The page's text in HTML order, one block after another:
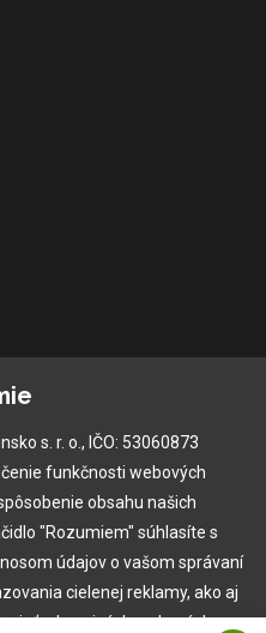
s. r. o., IČO: 53060873
funkčnosti webových
obsahu našich
"Rozumiem" súhlasíte s
údajov o vašom správaní
cielenej reklamy, ako aj
sieťach na iných webových